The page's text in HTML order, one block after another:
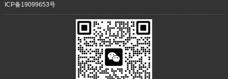
ICP备19099653号